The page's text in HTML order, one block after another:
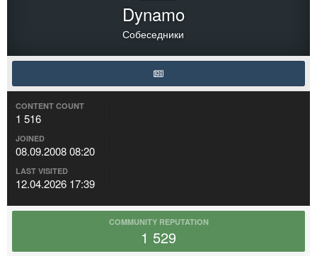
Dynamo
Собеседники
CONTENT COUNT
1 516
JOINED
08.09.2008 08:20
LAST VISITED
12.04.2026 17:39
COMMUNITY REPUTATION
1 529